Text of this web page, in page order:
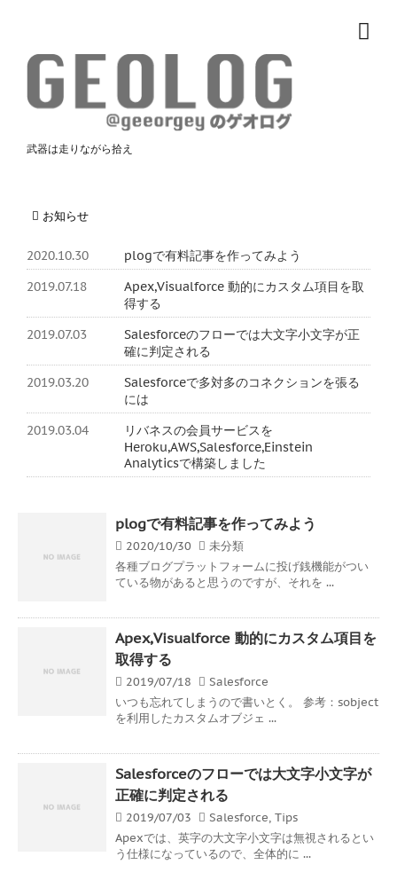
武器は走りながら拾え
お知らせ
2020.10.30
plogで有料記事を作ってみよう
2019.07.18
Apex,Visualforce 動的にカスタム項目を取
得する
2019.07.03
Salesforceのフローでは大文字小文字が正
確に判定される
2019.03.20
Salesforceで多対多のコネクションを張る
には
2019.03.04
リバネスの会員サービスを
Heroku,AWS,Salesforce,Einstein
Analyticsで構築しました
plogで有料記事を作ってみよう
2020/10/30
未分類
各種ブログプラットフォームに投げ銭機能がつい
ている物があると思うのですが、それを ...
Apex,Visualforce 動的にカスタム項目を
取得する
2019/07/18
Salesforce
いつも忘れてしまうので書いとく。 参考：sobject
を利用したカスタムオブジェ ...
Salesforceのフローでは大文字小文字が
正確に判定される
2019/07/03 Salesforce, Tips
Apexでは、英字の大文字小文字は無視されるとい
う仕様になっているので、全体的に ...